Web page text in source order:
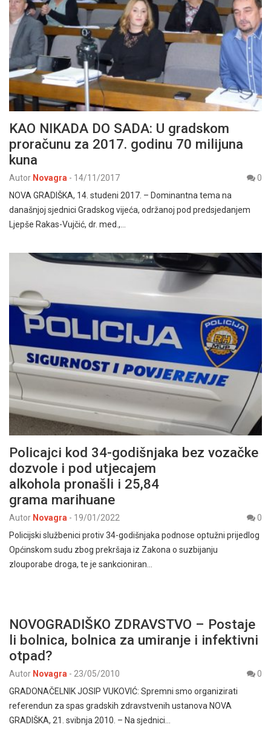
KAO NIKADA DO SADA: U gradskom
proračunu za 2017. godinu 70 milijuna
kuna
Autor Novagra - 14/11/2017
0
NOVA GRADIŠKA, 14. studeni 2017. – Dominantna tema na
današnjoj sjednici Gradskog vijeća, održanoj pod predsjedanjem
Ljepše Rakas-Vujčić, dr. med.,…
Policajci kod 34-godišnjaka bez vozačke
dozvole i pod utjecajem
alkohola pronašli i 25,84
grama marihuane
Autor Novagra - 19/01/2022
0
Policijski službenici protiv 34-godišnjaka podnose optužni prijedlog
Općinskom sudu zbog prekršaja iz Zakona o suzbijanju
zlouporabe droga, te je sankcioniran…
NOVOGRADIŠKO ZDRAVSTVO – Postaje
li bolnica, bolnica za umiranje i infektivni
otpad?
Autor Novagra - 23/05/2010
0
GRADONAČELNIK JOSIP VUKOVIĆ: Spremni smo organizirati
referendun za spas gradskih zdravstvenih ustanova NOVA
GRADIŠKA, 21. svibnja 2010. – Na sjednici…